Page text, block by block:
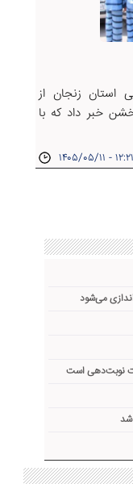
استان زنجان از
خبر داد که با
۱۴۰۵/۰۵/۱۱ - ۱۲:۲۱
می‌شود
نوبت‌دهی است
شد